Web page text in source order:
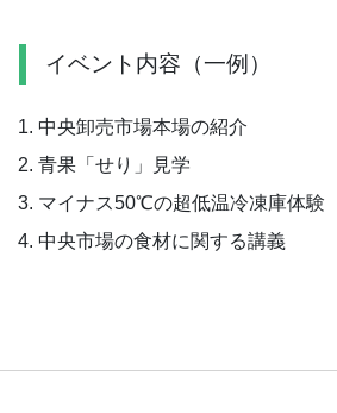
イベント内容（一例）
中央卸売市場本場の紹介
青果「せり」見学
マイナス50℃の超低温冷凍庫体験
中央市場の食材に関する講義